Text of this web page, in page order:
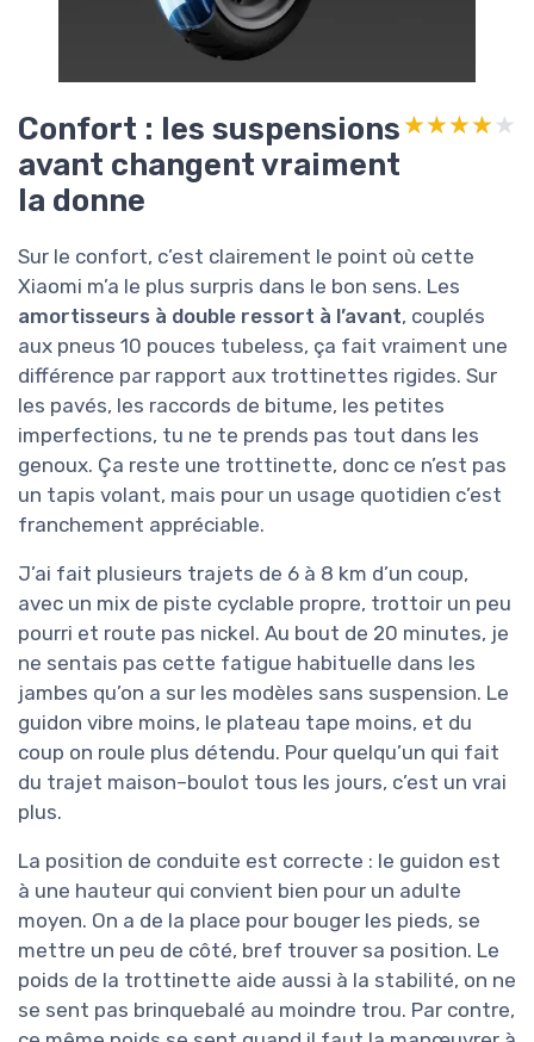
Confort : les suspensions
avant changent vraiment
la donne
★★★★★
★★★★★
Sur le confort, c’est clairement le point où cette
Xiaomi m’a le plus surpris dans le bon sens. Les
amortisseurs à double ressort à l’avant, couplés
aux pneus 10 pouces tubeless, ça fait vraiment une
différence par rapport aux trottinettes rigides. Sur
les pavés, les raccords de bitume, les petites
imperfections, tu ne te prends pas tout dans les
genoux. Ça reste une trottinette, donc ce n’est pas
un tapis volant, mais pour un usage quotidien c’est
franchement appréciable.
J’ai fait plusieurs trajets de 6 à 8 km d’un coup,
avec un mix de piste cyclable propre, trottoir un peu
pourri et route pas nickel. Au bout de 20 minutes, je
ne sentais pas cette fatigue habituelle dans les
jambes qu’on a sur les modèles sans suspension. Le
guidon vibre moins, le plateau tape moins, et du
coup on roule plus détendu. Pour quelqu’un qui fait
du trajet maison–boulot tous les jours, c’est un vrai
plus.
La position de conduite est correcte : le guidon est
à une hauteur qui convient bien pour un adulte
moyen. On a de la place pour bouger les pieds, se
mettre un peu de côté, bref trouver sa position. Le
poids de la trottinette aide aussi à la stabilité, on ne
se sent pas brinquebalé au moindre trou. Par contre,